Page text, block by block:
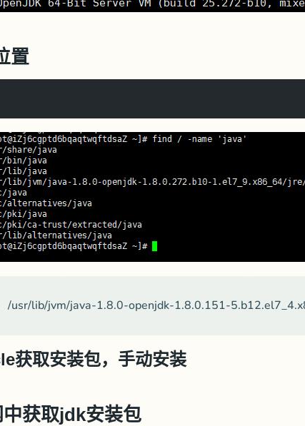
置
/usr/lib/jvm/java-1.8.0-openjdk-1.8.0.151-
获取安装包，手动安装
获取jdk安装包